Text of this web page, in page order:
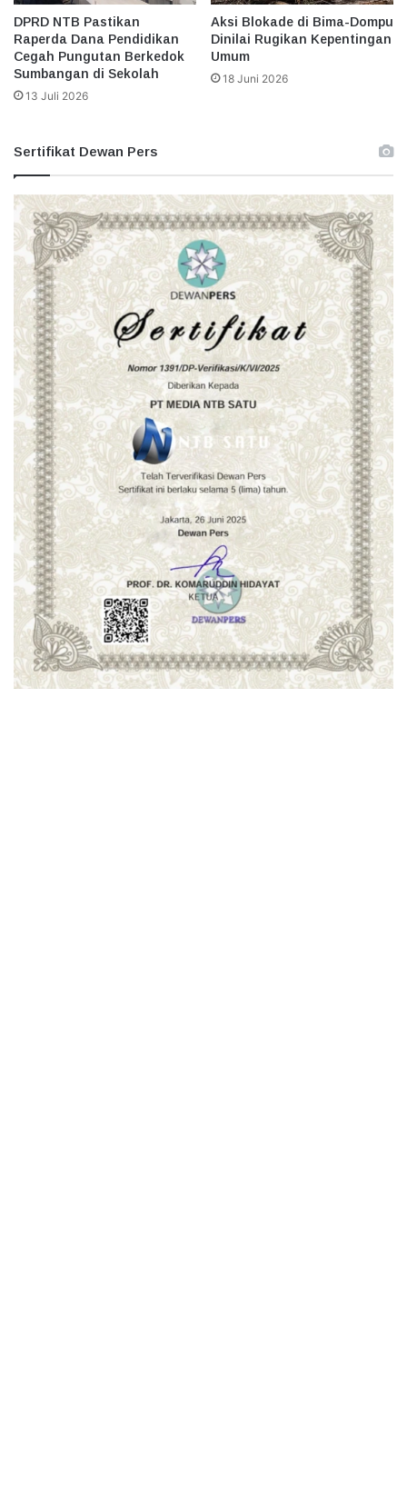
DPRD NTB Pastikan
Raperda Dana Pendidikan
Cegah Pungutan Berkedok
Sumbangan di Sekolah
13 Juli 2026
Aksi Blokade di Bima-Dompu
Dinilai Rugikan Kepentingan
Umum
18 Juni 2026
Sertifikat Dewan Pers